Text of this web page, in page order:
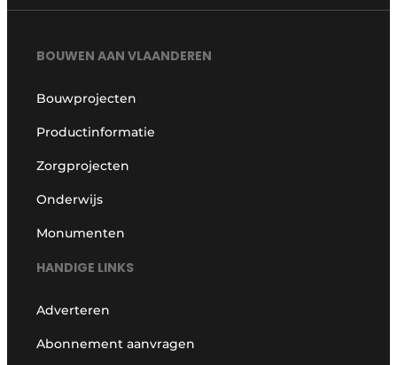
BOUWEN AAN VLAANDEREN
Bouwprojecten
Productinformatie
Zorgprojecten
Onderwijs
Monumenten
HANDIGE LINKS
Adverteren
Abonnement aanvragen